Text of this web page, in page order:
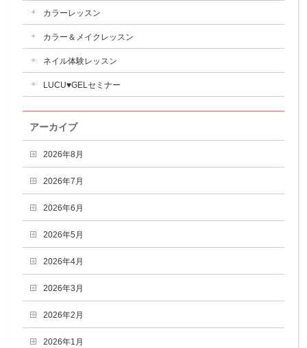
カラーレッスン
カラー＆メイクレッスン
ネイル体験レッスン
LUCU♥GELセミナー
アーカイブ
2026年8月
2026年7月
2026年6月
2026年5月
2026年4月
2026年3月
2026年2月
2026年1月